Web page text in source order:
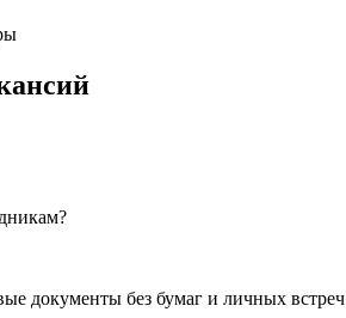
документы без бумаг и личных встреч